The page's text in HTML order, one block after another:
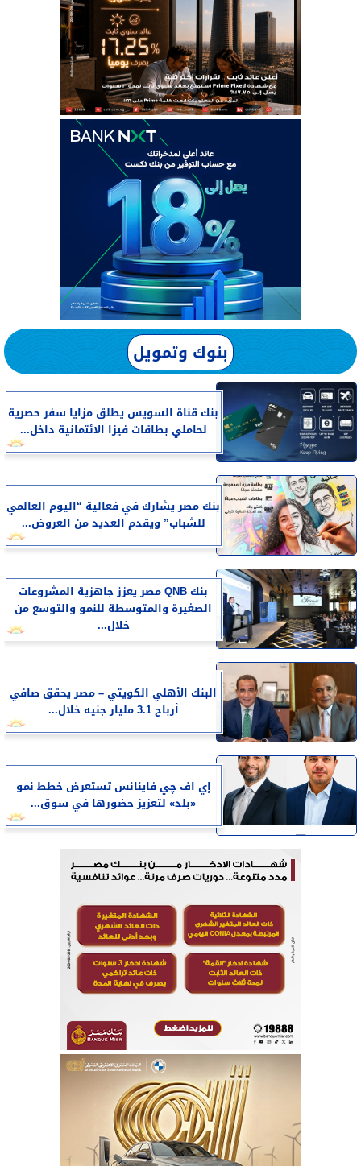
بنوك وتمويل
بنك قناة السويس يطلق مزايا سفر حصرية
لحاملي بطاقات فيزا الائتمانية داخل...
بنك مصر يشارك في فعالية “اليوم العالمي
للشباب” ويقدم العديد من العروض...
بنك QNB مصر يعزز جاهزية المشروعات
الصغيرة والمتوسطة للنمو والتوسع من
خلال...
البنك الأهلي الكويتي – مصر يحقق صافي
أرباح 3.1 مليار جنيه خلال...
إي اف چي فاينانس تستعرض خطط نمو
«بلد» لتعزيز حضورها في سوق...